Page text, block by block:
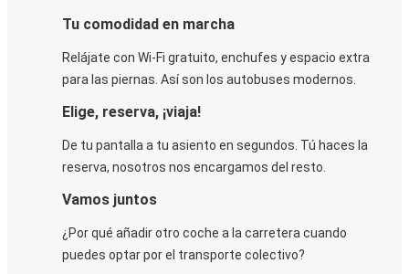
Tu comodidad en marcha
Relájate con Wi-Fi gratuito, enchufes y espacio extra
para las piernas. Así son los autobuses modernos.
Elige, reserva, ¡viaja!
De tu pantalla a tu asiento en segundos. Tú haces la
reserva, nosotros nos encargamos del resto.
Vamos juntos
¿Por qué añadir otro coche a la carretera cuando
puedes optar por el transporte colectivo?